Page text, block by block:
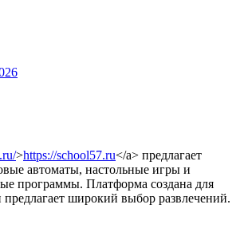
>https://school57.ru</a> предлагает
автоматы, настольные игры и
программы. Платформа создана для
широкий выбор развлечений.